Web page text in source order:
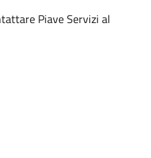
Piave Servizi al